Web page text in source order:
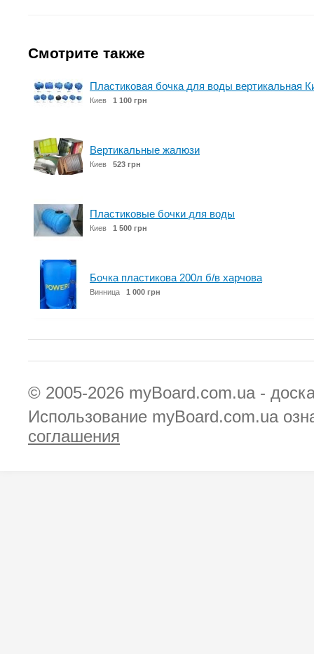
Смотрите также
Пластиковая бочка для воды вертикальная
Киев 1 100 грн
Вертикальные жалюзи
Киев 523 грн
Пластиковые бочки для воды
Киев 1 500 грн
Бочка пластикова 200л б/в харчова
Винница 1 000 грн
© 2005-2026 myBoard.com.ua -
Использование myBoard.com.ua
соглашения